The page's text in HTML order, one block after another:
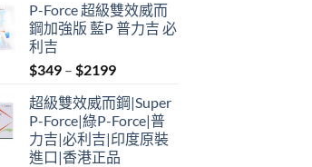
P-Force 超級雙效威而
鋼加強版 藍P 普力吉 必
利吉
$349 – $2199Price
$349
through
$2199
超級雙效威而鋼|Super
P-Force|綠P-Force|普
力吉|必利吉|印度原裝
進口|香港正品